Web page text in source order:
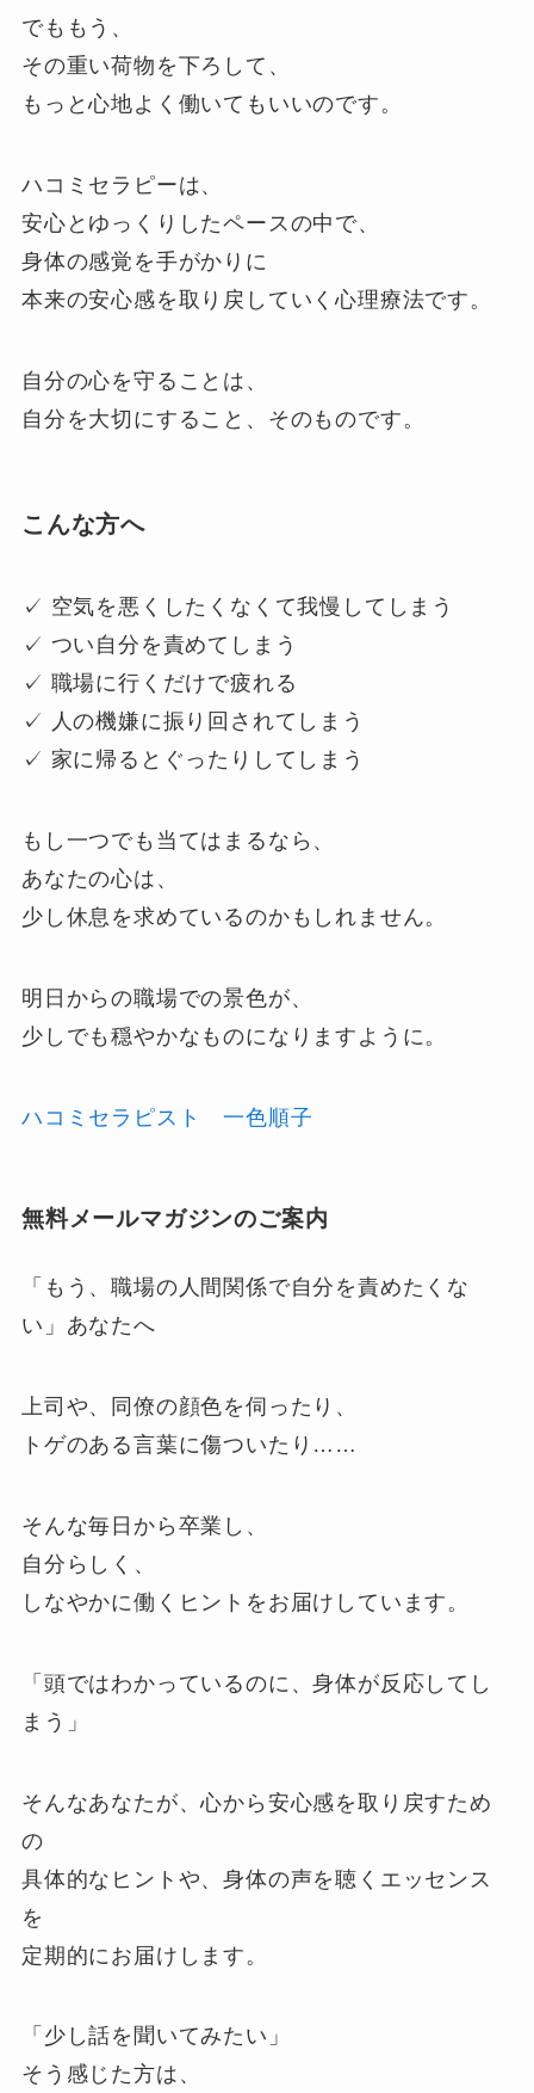
でももう、
その重い荷物を下ろして、
もっと心地よく働いてもいいのです。
ハコミセラピーは、
安心とゆっくりしたペースの中で、
身体の感覚を手がかりに
本来の安心感を取り戻していく心理療法です。
自分の心を守ることは、
自分を大切にすること、そのものです。
こんな方へ
✓ 空気を悪くしたくなくて我慢してしまう
✓ つい自分を責めてしまう
✓ 職場に行くだけで疲れる
✓ 人の機嫌に振り回されてしまう
✓ 家に帰るとぐったりしてしまう
もし一つでも当てはまるなら、
あなたの心は、
少し休息を求めているのかもしれません。
明日からの職場での景色が、
少しでも穏やかなものになりますように。
ハコミセラピスト 一色順子
無料メールマガジンのご案内
「もう、職場の人間関係で自分を責めたくな
い」あなたへ
上司や、同僚の顔色を伺ったり、
トゲのある言葉に傷ついたり……
そんな毎日から卒業し、
自分らしく、
しなやかに働くヒントをお届けしています。
「頭ではわかっているのに、身体が反応してし
まう」
そんなあなたが、心から安心感を取り戻すため
の
具体的なヒントや、身体の声を聴くエッセンス
を
定期的にお届けします。
「少し話を聞いてみたい」
そう感じた方は、